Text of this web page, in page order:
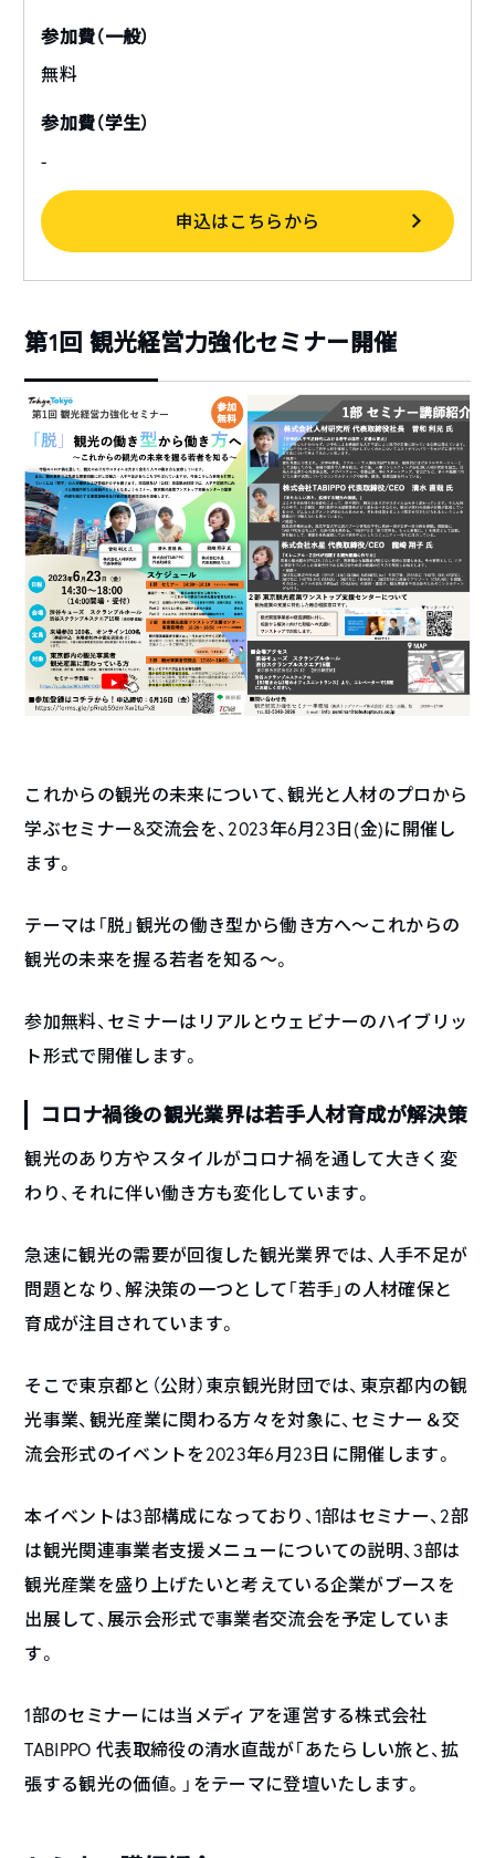
参加費（一般）
無料
参加費（学生）
-
申込はこちらから
第1回 観光経営力強化セミナー開催
これからの観光の未来について、観光と人材のプロから
学ぶセミナー&交流会を、2023年6月23日(金)に開催し
ます。
テーマは「脱」観光の働き型から働き方へ〜これからの
観光の未来を握る若者を知る〜。
参加無料、セミナーはリアルとウェビナーのハイブリッ
ト形式で開催します。
コロナ禍後の観光業界は若手人材育成が解決策
観光のあり方やスタイルがコロナ禍を通して大きく変
わり、それに伴い働き方も変化しています。
急速に観光の需要が回復した観光業界では、人手不足が
問題となり、解決策の一つとして「若手」の人材確保と
育成が注目されています。
そこで東京都と（公財）東京観光財団では、東京都内の観
光事業、観光産業に関わる方々を対象に、セミナー＆交
流会形式のイベントを2023年6月23日に開催します。
本イベントは3部構成になっており、1部はセミナー、2部
は観光関連事業者支援メニューについての説明、3部は
観光産業を盛り上げたいと考えている企業がブースを
出展して、展示会形式で事業者交流会を予定していま
す。
1部のセミナーには当メディアを運営する株式会社
TABIPPO 代表取締役の清水直哉が「あたらしい旅と、拡
張する観光の価値。」をテーマに登壇いたします。